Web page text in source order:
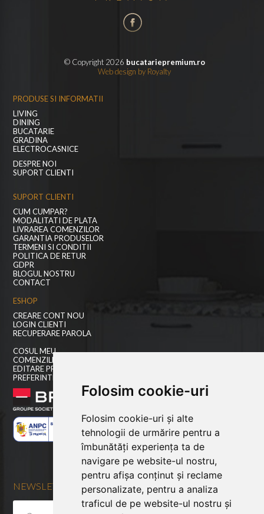
Folosim cookie-uri
Folosim cookie-uri și alte
tehnologii de urmărire pentru a
îmbunătăți experiența ta de
navigare pe website-ul nostru,
pentru afișa conținut și reclame
personalizate, pentru a analiza
traficul de pe website-ul nostru și
© Copyright 2026 bucatariepremium.ro
Web design by Royalty
PRODUSE SI INFORMATII
LIVING
DINING
BUCATARIE
GRADINA
ELECTROCASNICE
DESPRE NOI
SUPORT CLIENTI
SUPORT CLIENTI
CUM CUMPAR?
MODALITATI DE PLATA
LIVRAREA COMENZILOR
GARANTIA PRODUSELOR
TERMENI SI CONDITII
POLITICA DE RETUR
GDPR
BLOGUL NOSTRU
CONTACT
ESHOP
CREARE CONT NOU
LOGIN CLIENTI
RECUPERARE PAROLA
COSUL MEU
COMENZILE MELE
EDITARE PROFIL
PREFERINTE COOKIES
NEWSLETTER